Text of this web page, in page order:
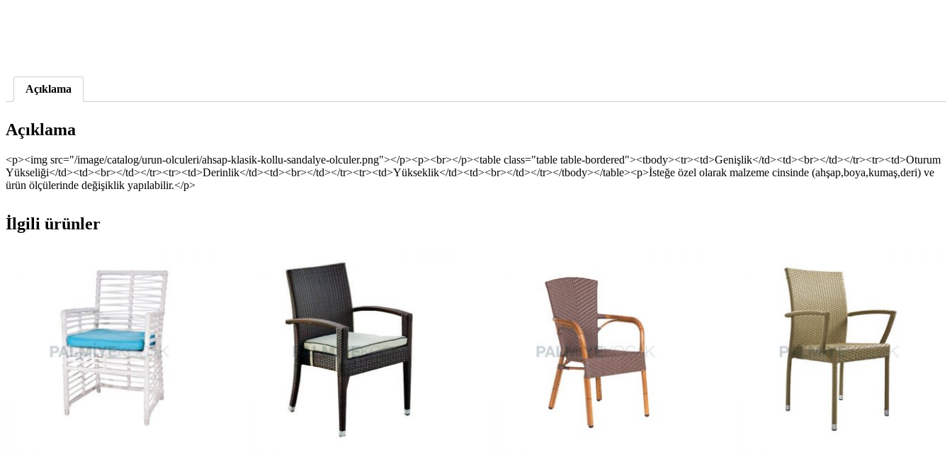
Açıklama
Açıklama
<p><img src="/image/catalog/urun-olculeri/ahsap-klasik-kollu-sandalye-olculer.png"></p><p><br></p><table class="table table-bordered"><tbody><tr><td>Genişlik</td><td><br></td></tr><tr><td>Oturum
Yükseliği</td><td><br></td></tr><tr><td>Derinlik</td><td><br></td></tr><tr><td>Yükseklik</td><td><br></td></tr></tbody></table><p>İsteğe özel olarak malzeme cinsinde (ahşap,boya,kumaş,deri) ve
ürün ölçülerinde değişiklik yapılabilir.</p>
İlgili ürünler